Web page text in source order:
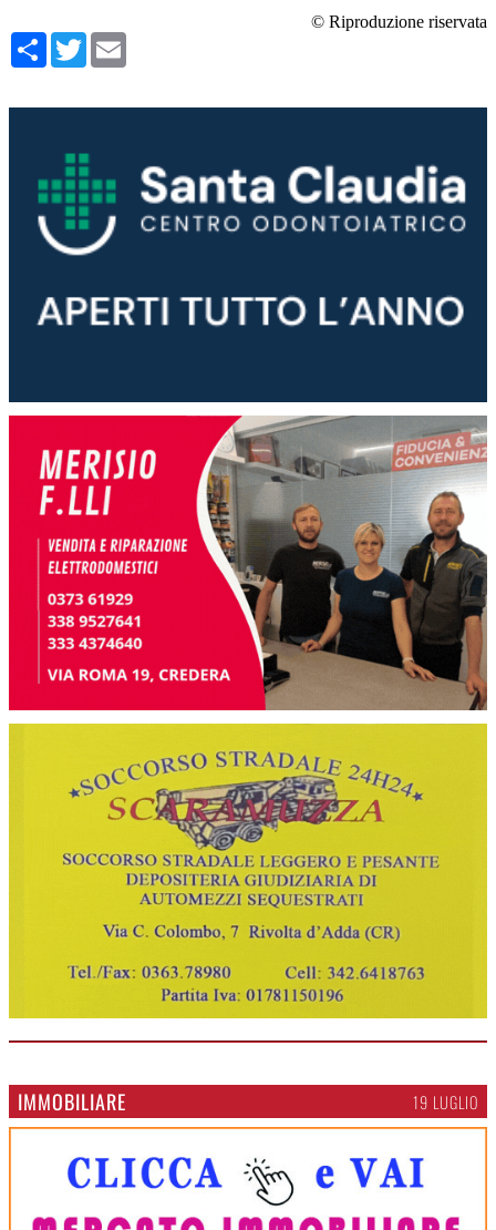
© Riproduzione riservata
Condividi
Twitter
IMMOBILIARE 19 LUGLIO